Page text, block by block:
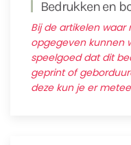
Bedrukken en
Bij de artikelen
opgegeven kunnen
speelgoed dat dit
geprint of
deze kun je er